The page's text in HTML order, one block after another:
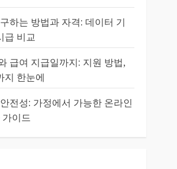
하는 방법과 자격: 데이터 기
급 비교
급여 지급일까지: 지원 방법,
지 한눈에
전성: 가정에서 가능한 온라인
이드